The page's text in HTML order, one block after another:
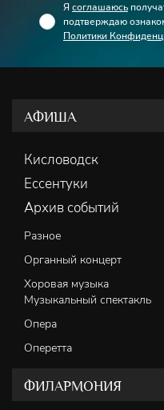
Я соглашаюсь
подтверждаю
Политики
АФИША
Кисловодск
Ессентуки
Архив событий
Разное
Органный концерт
Хоровая музыка
Музыкальный спектакль
Опера
Оперетта
ФИЛАРМОНИЯ